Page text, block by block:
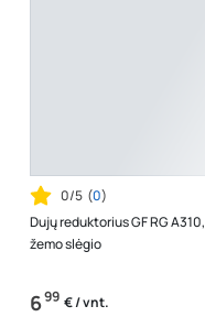
0/5 (0)
Dujų reduktorius GF RG A310,
žemo slėgio
699 € / vnt.